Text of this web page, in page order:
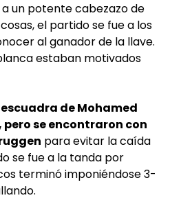
un potente cabezazo de
cosas, el partido se fue a los
al ganador de la llave.
estaban motivados
de Mohamed
se encontraron con
para evitar la caída
se fue a la tanda por
terminó imponiéndose 3-